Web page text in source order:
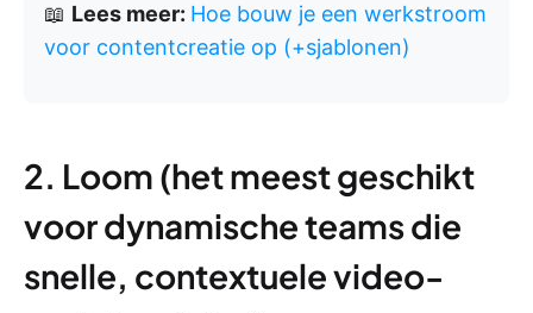
📖 Lees meer: Hoe bouw je een werkstroom
voor contentcreatie op (+sjablonen)
2. Loom (het meest geschikt
voor dynamische teams die
snelle, contextuele video-